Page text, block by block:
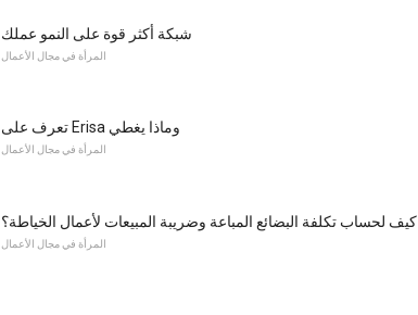
شبكة أكثر قوة على النمو عملك
المرأة في مجال الأعمال
تعرف على Erisa وماذا يغطي
المرأة في مجال الأعمال
كيف لحساب تكلفة البضائع المباعة وضريبة المبيعات لأعمال الخياطة؟
المرأة في مجال الأعمال